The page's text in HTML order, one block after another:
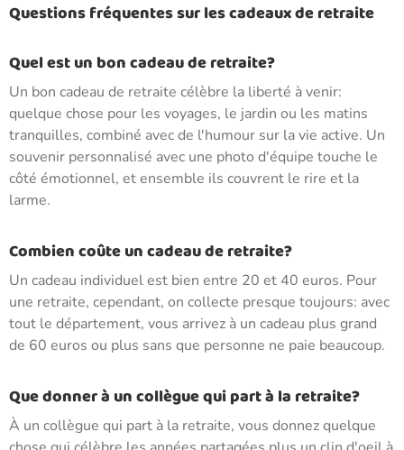
Questions fréquentes sur les cadeaux de retraite
Quel est un bon cadeau de retraite?
Un bon cadeau de retraite célèbre la liberté à venir:
quelque chose pour les voyages, le jardin ou les matins
tranquilles, combiné avec de l'humour sur la vie active. Un
souvenir personnalisé avec une photo d'équipe touche le
côté émotionnel, et ensemble ils couvrent le rire et la
larme.
Combien coûte un cadeau de retraite?
Un cadeau individuel est bien entre 20 et 40 euros. Pour
une retraite, cependant, on collecte presque toujours: avec
tout le département, vous arrivez à un cadeau plus grand
de 60 euros ou plus sans que personne ne paie beaucoup.
Que donner à un collègue qui part à la retraite?
À un collègue qui part à la retraite, vous donnez quelque